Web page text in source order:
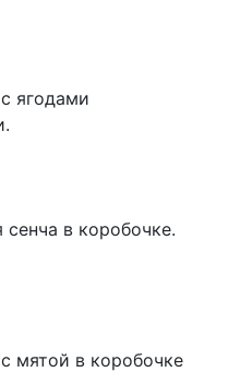
ягодами
сенча в коробочке.
мятой в коробочке